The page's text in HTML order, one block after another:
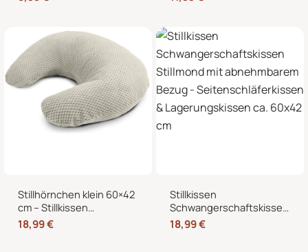
Mikrowelle, Nacken,
Stillmond & Stillhörnchen
Stillhörnchen klein 60×42
cm – Stillkissen
Mondkissen mit
abnehmbarem Bezug für
18,99€
Stillkissen
Schwangerschaftskissen
Stillmond mit
abnehmbarem Bezug –
18,99€